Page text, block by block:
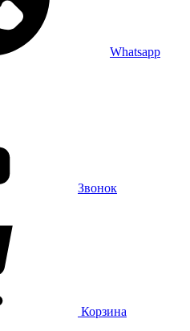
Whatsapp
Звонок
Корзина